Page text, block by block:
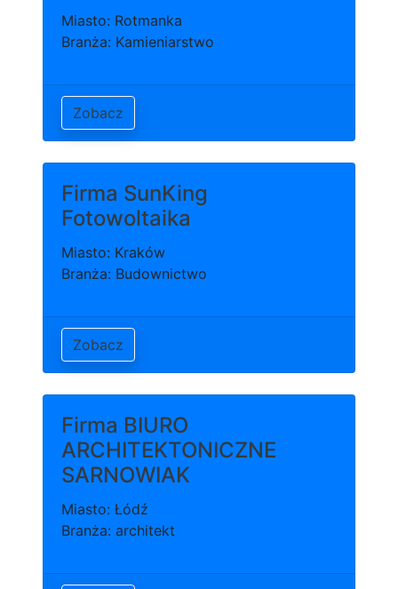
Miasto: Rotmanka
Branża: Kamieniarstwo
Zobacz
Firma SunKing
Fotowoltaika
Miasto: Kraków
Branża: Budownictwo
Zobacz
Firma BIURO
ARCHITEKTONICZNE
SARNOWIAK
Miasto: Łódź
Branża: architekt